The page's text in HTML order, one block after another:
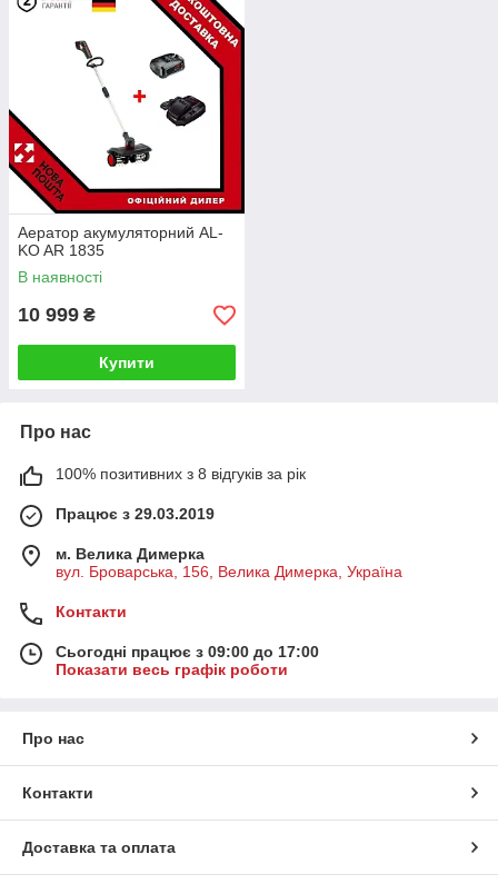
Аератор акумуляторний AL-
KO AR 1835
В наявності
10 999 ₴
Купити
Про нас
100% позитивних з 8 відгуків за рік
Працює з 29.03.2019
м. Велика Димерка
вул. Броварська, 156, Велика Димерка, Україна
Контакти
Сьогодні працює з 09:00 до 17:00
Показати весь графік роботи
Про нас
Контакти
Доставка та оплата